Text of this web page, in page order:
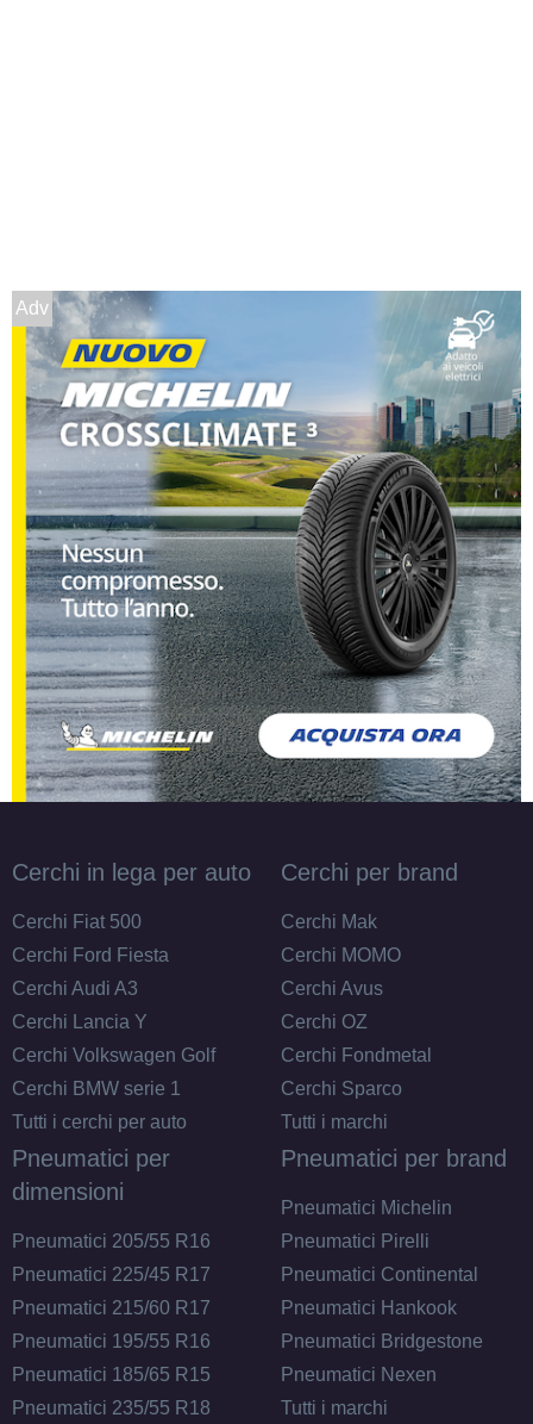
Adv
Cerchi in lega per auto
Cerchi Fiat 500
Cerchi Ford Fiesta
Cerchi Audi A3
Cerchi Lancia Y
Cerchi Volkswagen Golf
Cerchi BMW serie 1
Tutti i cerchi per auto
Cerchi per brand
Cerchi Mak
Cerchi MOMO
Cerchi Avus
Cerchi OZ
Cerchi Fondmetal
Cerchi Sparco
Tutti i marchi
Pneumatici per
dimensioni
Pneumatici 205/55 R16
Pneumatici 225/45 R17
Pneumatici 215/60 R17
Pneumatici 195/55 R16
Pneumatici 185/65 R15
Pneumatici 235/55 R18
Pneumatici per brand
Pneumatici Michelin
Pneumatici Pirelli
Pneumatici Continental
Pneumatici Hankook
Pneumatici Bridgestone
Pneumatici Nexen
Tutti i marchi